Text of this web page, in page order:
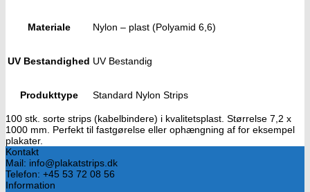
Materiale Nylon – plast (Polyamid 6,6)
UV Bestandighed UV Bestandig
Produkttype Standard Nylon Strips
100 stk. sorte strips (kabelbindere) i kvalitetsplast. Størrelse 7,2 x
1000 mm. Perfekt til fastgørelse eller ophængning af for eksempel
plakater.
Kontakt
Mail: info@plakatstrips.dk
Telefon: +45 53 72 08 56
Information